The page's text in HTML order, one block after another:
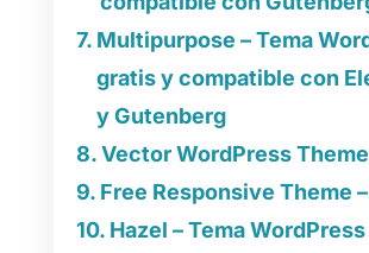
Multipurpose – Tema
gratis y compatible con
y Gutenberg
Vector WordPress Theme
Free Responsive Theme
Hazel – Tema WordPress